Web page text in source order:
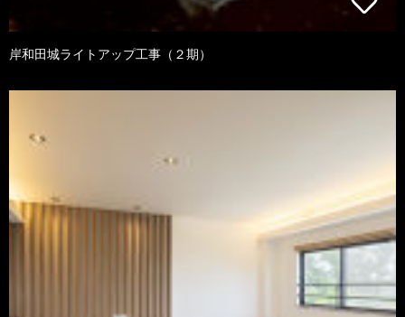
岸和田城ライトアップ工事（２期）